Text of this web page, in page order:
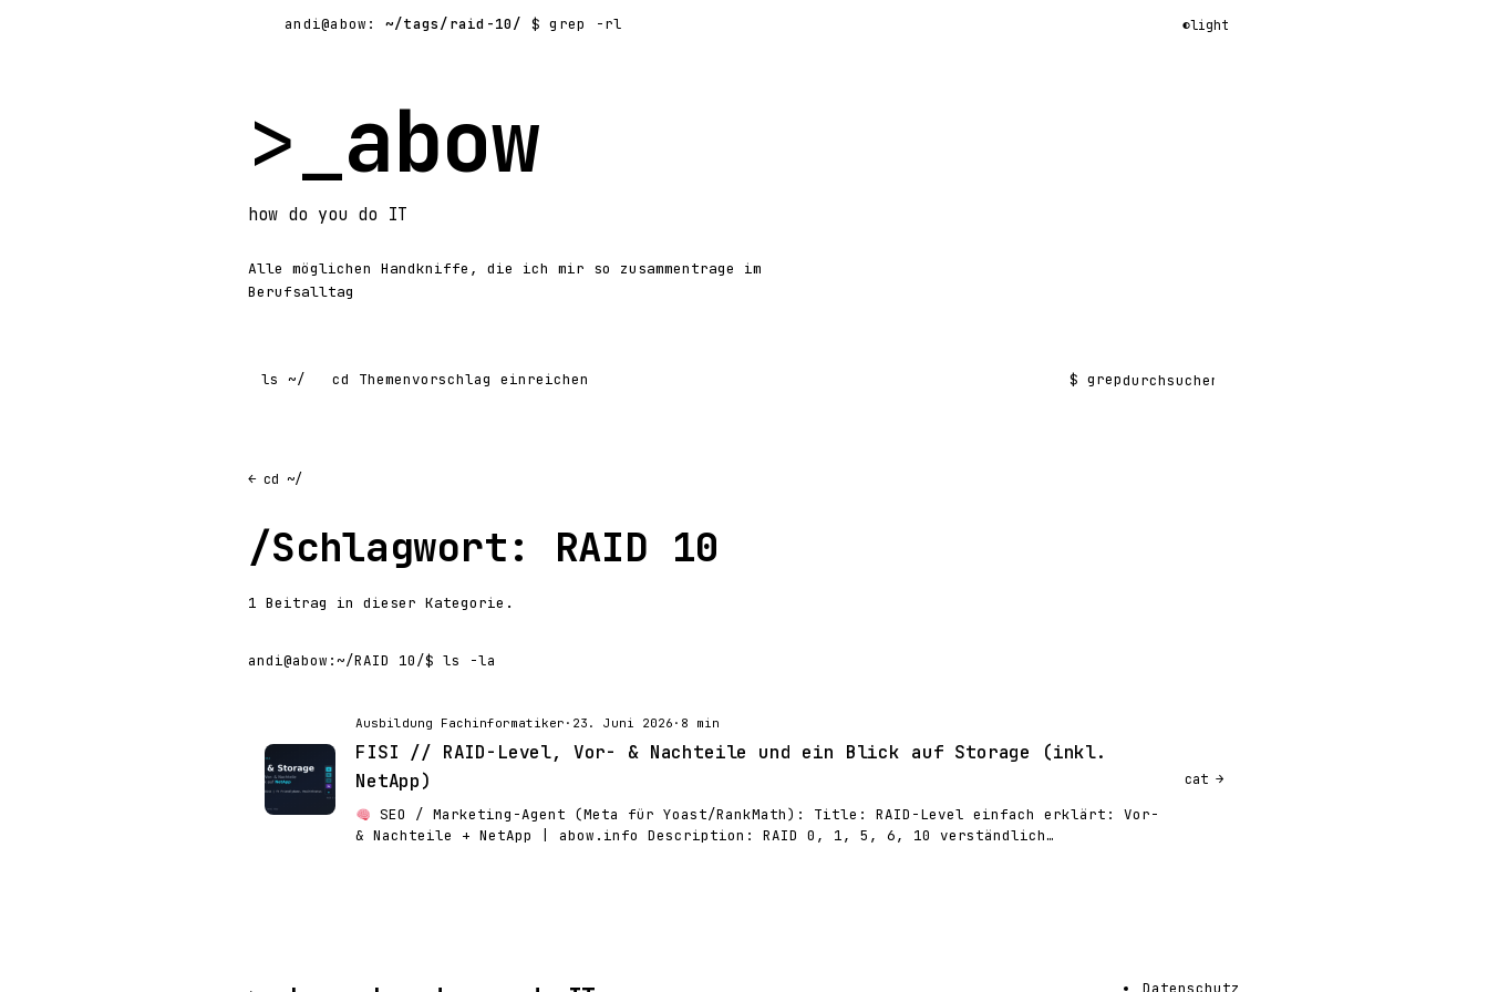
andi@abow: ~/tags/raid-10/ $ grep -rl ◐light
>_abow
how do you do IT
Alle möglichen Handkniffe, die ich mir so zusammentrage im
Berufsalltag
ls ~/ cd Themenvorschlag einreichen $ grep
Suchen nach:
← cd ~/
/Schlagwort: RAID 10
1 Beitrag in dieser Kategorie.
andi@abow :~/RAID 10/$ ls -la
Ausbildung Fachinformatiker · 23. Juni 2026 · 8 min
FISI // RAID-Level, Vor- & Nachteile und ein Blick auf Storage (inkl.
NetApp)
SEO / Marketing-Agent (Meta für Yoast/RankMath): Title: RAID-Level einfach erklärt: Vor-
& Nachteile + NetApp | abow.info Description: RAID 0, 1, 5, 6, 10 verständlich…
cat